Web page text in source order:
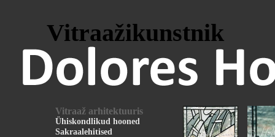
Vitraažikunstnik
Vitraaž arhitektuuris
Ühiskondlikud hooned
Sakraalehitised